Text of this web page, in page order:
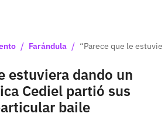
/ Farándula / “Parece que le
estuviera dando un
Cediel partió sus
baile